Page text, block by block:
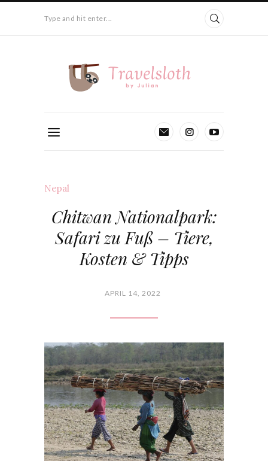
Type and hit enter...
Nepal
Chitwan Nationalpark:
Safari zu Fuß – Tiere,
Kosten & Tipps
APRIL 14, 2022